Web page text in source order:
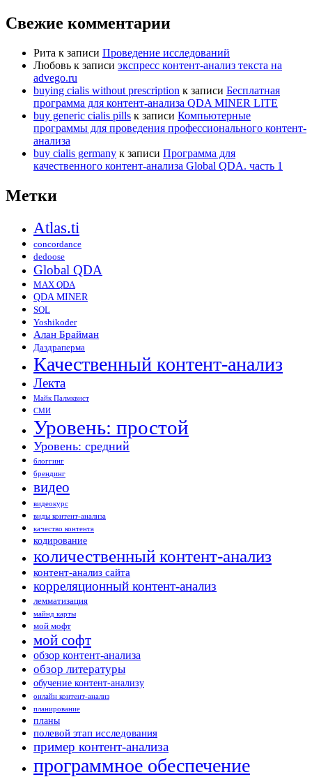
Свежие комментарии
Рита к записи Проведение исследований
Любовь к записи экспресс контент-анализ текста на
advego.ru
buying cialis without prescription к записи Бесплатная
программа для контент-анализа QDA MINER LITE
buy generic cialis pills к записи Компьютерные
программы для проведения профессионального контент-
анализа
buy cialis germany к записи Программа для
качественного контент-анализа Global QDA. часть 1
Метки
Atlas.ti
concordance
dedoose
Global QDA
MAX QDA
QDA MINER
SQL
Yoshikoder
Алан Брайман
Даздраперма
Качественный контент-анализ
Лекта
Майк Палмквист
СМИ
Уровень: простой
Уровень: средний
блоггинг
брендинг
видео
видеокурс
виды контент-анализа
качество контента
кодирование
количественный контент-анализ
контент-анализ сайта
корреляционный контент-анализ
лемматизация
майнд карты
мой мофт
мой софт
обзор контент-анализа
обзор литературы
обучение контент-анализу
онлайн контент-анализ
планирование
планы
полевой этап исследования
пример контент-анализа
программное обеспечение